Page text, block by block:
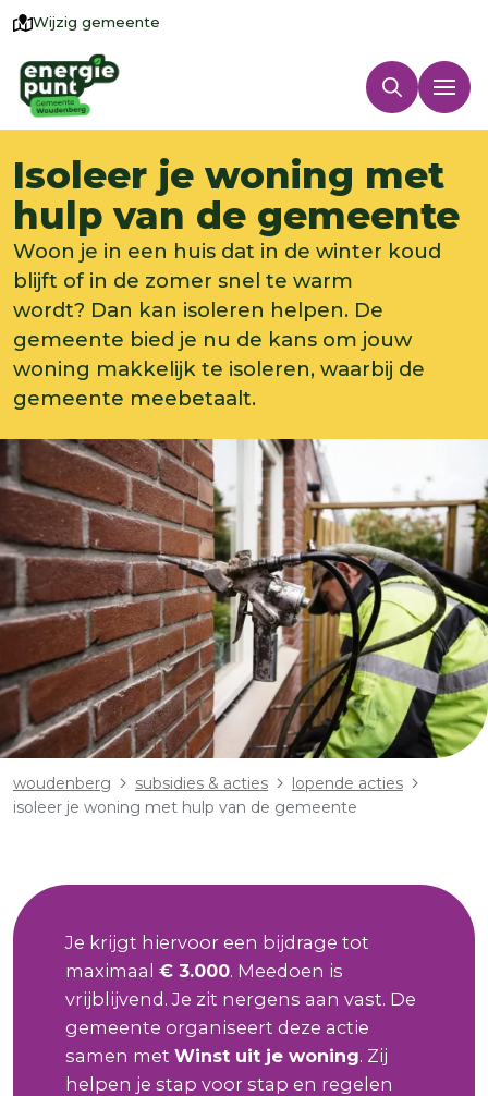
Wijzig gemeente
Isoleer je woning met
hulp van de gemeente
Woon je in een huis dat in de winter koud
blijft of in de zomer snel te warm
wordt? Dan kan isoleren helpen. De
gemeente bied je nu de kans om jouw
woning makkelijk te isoleren, waarbij de
gemeente meebetaalt.
Kruimelpad
woudenberg subsidies & acties
lopende acties
isoleer je woning met hulp van de gemeente
Je krijgt hiervoor een bijdrage tot
maximaal € 3.000. Meedoen is
vrijblijvend. Je zit nergens aan vast. De
gemeente organiseert deze actie
samen met Winst uit je woning. Zij
helpen je stap voor stap en regelen